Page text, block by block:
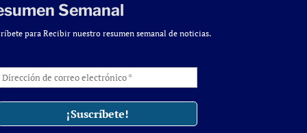
Semanal
para Recibir nuestro resumen semanal de noticias.